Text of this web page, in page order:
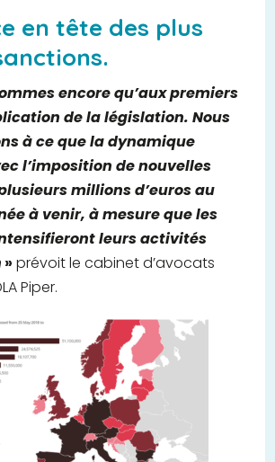
en tête des plus
encore qu’aux premiers
de la législation. Nous
à ce que la dynamique
l’imposition de nouvelles
millions d’euros au
à venir, à mesure que les
leurs activités
» prévoit le cabinet d’avocats
Piper.